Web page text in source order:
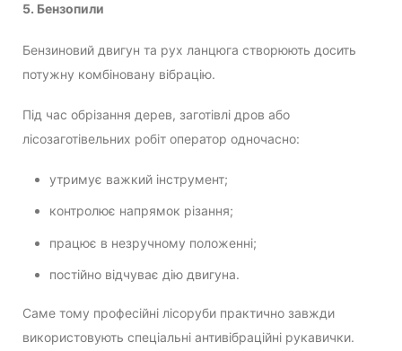
5. Бензопили
Бензиновий двигун та рух ланцюга створюють досить
потужну комбіновану вібрацію.
Під час обрізання дерев, заготівлі дров або
лісозаготівельних робіт оператор одночасно:
утримує важкий інструмент;
контролює напрямок різання;
працює в незручному положенні;
постійно відчуває дію двигуна.
Саме тому професійні лісоруби практично завжди
використовують спеціальні антивібраційні рукавички.